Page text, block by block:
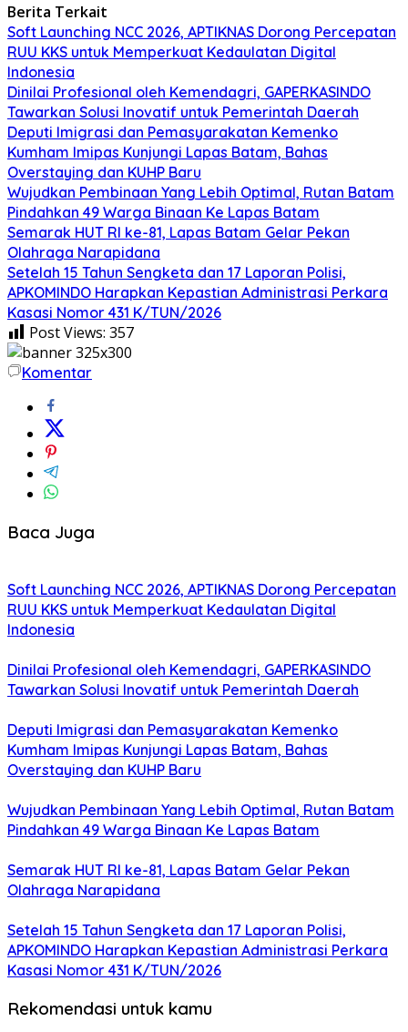
Berita Terkait
Soft Launching NCC 2026, APTIKNAS Dorong Percepatan
RUU KKS untuk Memperkuat Kedaulatan Digital
Indonesia
Dinilai Profesional oleh Kemendagri, GAPERKASINDO
Tawarkan Solusi Inovatif untuk Pemerintah Daerah
Deputi Imigrasi dan Pemasyarakatan Kemenko
Kumham Imipas Kunjungi Lapas Batam, Bahas
Overstaying dan KUHP Baru
Wujudkan Pembinaan Yang Lebih Optimal, Rutan Batam
Pindahkan 49 Warga Binaan Ke Lapas Batam
Semarak HUT RI ke-81, Lapas Batam Gelar Pekan
Olahraga Narapidana
Setelah 15 Tahun Sengketa dan 17 Laporan Polisi,
APKOMINDO Harapkan Kepastian Administrasi Perkara
Kasasi Nomor 431 K/TUN/2026
Post Views: 357
Komentar
Baca Juga
Soft Launching NCC 2026, APTIKNAS Dorong Percepatan
RUU KKS untuk Memperkuat Kedaulatan Digital
Indonesia
Dinilai Profesional oleh Kemendagri, GAPERKASINDO
Tawarkan Solusi Inovatif untuk Pemerintah Daerah
Deputi Imigrasi dan Pemasyarakatan Kemenko
Kumham Imipas Kunjungi Lapas Batam, Bahas
Overstaying dan KUHP Baru
Wujudkan Pembinaan Yang Lebih Optimal, Rutan Batam
Pindahkan 49 Warga Binaan Ke Lapas Batam
Semarak HUT RI ke-81, Lapas Batam Gelar Pekan
Olahraga Narapidana
Setelah 15 Tahun Sengketa dan 17 Laporan Polisi,
APKOMINDO Harapkan Kepastian Administrasi Perkara
Kasasi Nomor 431 K/TUN/2026
Rekomendasi untuk kamu